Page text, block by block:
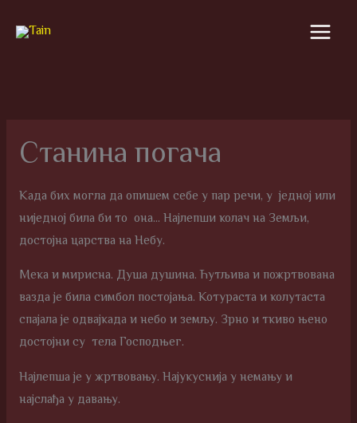
Станина погача
Када бих могла да опишем себе у пар речи, у једној или
ниједној била би то она… Најлепши колач на Земљи,
достојна царства на Небу.
Мека и мирисна. Душа душина. Ћутљива и пожртвована
вазда је била симбол постојања. Котураста и колутаста
спајала је одвајкада и небо и земљу. Зрно и ткиво њено
достојни су тела Господњег.
Најлепша је у жртвовању. Најукуснија у немању и
најслађа у давању.